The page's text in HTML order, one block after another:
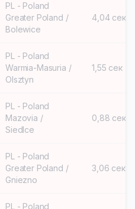
PL - Poland
Greater Poland /
Bolewice
4,04 сек
PL - Poland
Warmia-Masuria /
Olsztyn
1,55 сек
PL - Poland
Mazovia /
Siedlce
0,88 сек
PL - Poland
Greater Poland /
Gniezno
3,06 сек
PL - Poland